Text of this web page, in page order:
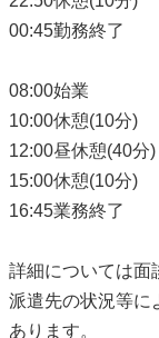
00:45勤務終了
08:00始業
10:00休憩(10分)
12:00昼休憩(40分)
15:00休憩(10分)
16:45業務終了
詳細については面
派遣先の状況等に
あります。